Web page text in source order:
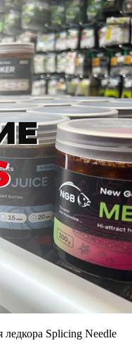
Splicing Needle